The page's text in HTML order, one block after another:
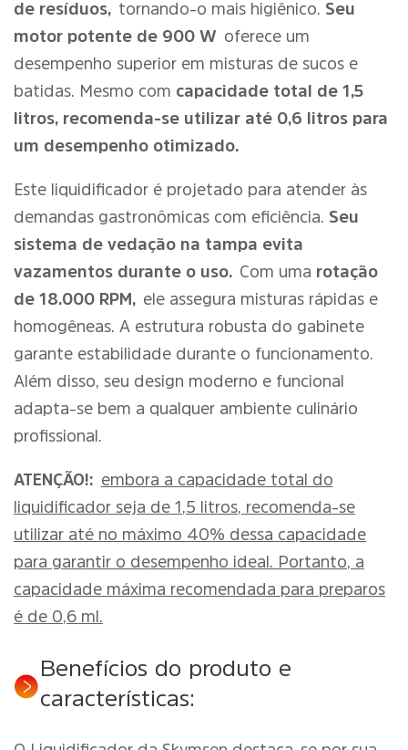
de resíduos, tornando-o mais higiênico. Seu
motor potente de 900 W oferece um
desempenho superior em misturas de sucos e
batidas. Mesmo com capacidade total de 1,5
litros, recomenda-se utilizar até 0,6 litros para
um desempenho otimizado.
Este liquidificador é projetado para atender às
demandas gastronômicas com eficiência. Seu
sistema de vedação na tampa evita
vazamentos durante o uso. Com uma rotação
de 18.000 RPM, ele assegura misturas rápidas e
homogêneas. A estrutura robusta do gabinete
garante estabilidade durante o funcionamento.
Além disso, seu design moderno e funcional
adapta-se bem a qualquer ambiente culinário
profissional.
ATENÇÃO!: embora a capacidade total do
liquidificador seja de 1,5 litros, recomenda-se
utilizar até no máximo 40% dessa capacidade
para garantir o desempenho ideal. Portanto, a
capacidade máxima recomendada para preparos
é de 0,6 ml.
Benefícios do produto e
características: